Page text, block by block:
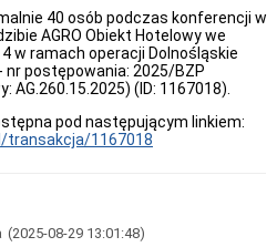
40 osób podczas konferencji w
AGRO Obiekt Hotelowy we
w ramach operacji Dolnośląskie
nr postępowania: 2025/BZP
(ID: 1167018).
pod następującym linkiem:
1167018
(2025-08-29 13:01:48)